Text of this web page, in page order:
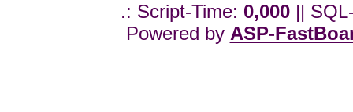
.: Script-Time: 0,000 ||
Powered by ASP-